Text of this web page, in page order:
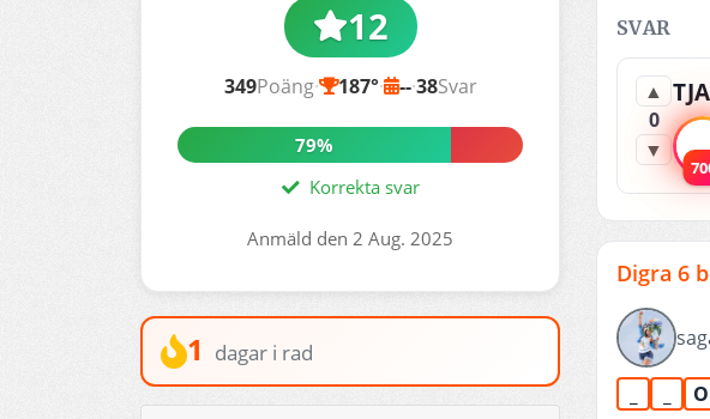
12
349Poäng· 187°· --·38Svar
79%
Korrekta svar
Anmäld den 2 Aug. 2025
1 dagar i rad
SVAR
▲
0
▼
Digra 6
O